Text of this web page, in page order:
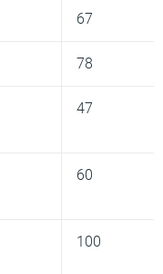
67
78
47
60
100